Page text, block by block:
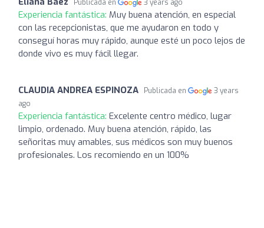
Publicada en 3 years ago
Experiencia fantástica: Muy buena atención, en especial
con las recepcionistas, que me ayudaron en todo y
conseguí horas muy rápido, aunque esté un poco lejos de
donde vivo es muy fácil llegar.
CLAUDIA ANDREA ESPINOZA Publicada en
3 years
ago
Experiencia fantástica: Excelente centro médico, lugar
limpio, ordenado. Muy buena atención, rápido, las
señoritas muy amables, sus médicos son muy buenos
profesionales. Los recomiendo en un 100%